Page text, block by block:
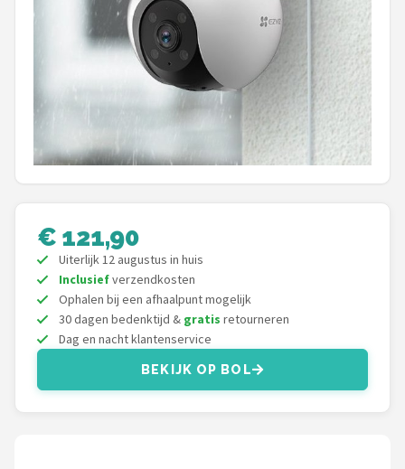
TP-Link
Foscam
Smartwares
ieGeek
Alle merken →
€ 121,90
Uiterlijk 12 augustus in huis
Inclusiefverzendkosten
Ophalen bij een afhaalpunt mogelijk
30 dagen bedenktijd & gratis retourneren
Dag en nacht klantenservice
BEKIJK OP BOL